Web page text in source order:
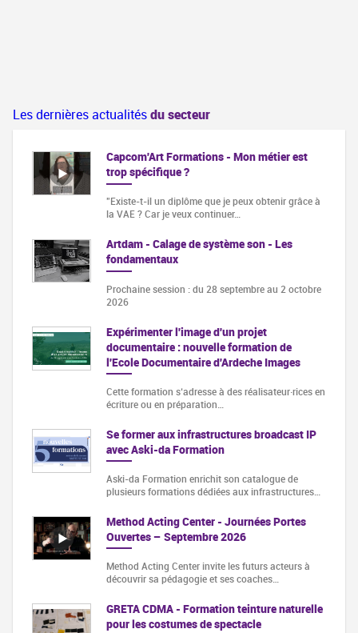
Les dernières actualitésdu secteur
Capcom'Art Formations - Mon métier est
trop spécifique ?
"Existe-t-il un diplôme que je peux obtenir grâce à
la VAE ? Car je veux continuer…
Artdam - Calage de système son - Les
fondamentaux
Prochaine session : du 28 septembre au 2 octobre
2026
Expérimenter l'image d'un projet
documentaire : nouvelle formation de
l'Ecole Documentaire d'Ardeche Images
Cette formation s‘adresse à des réalisateur·rices en
écriture ou en préparation…
Se former aux infrastructures broadcast IP
avec Aski-da Formation
Aski-da Formation enrichit son catalogue de
plusieurs formations dédiées aux infrastructures…
Method Acting Center - Journées Portes
Ouvertes – Septembre 2026
Method Acting Center invite les futurs acteurs à
découvrir sa pédagogie et ses coaches…
GRETA CDMA - Formation teinture naturelle
pour les costumes de spectacle